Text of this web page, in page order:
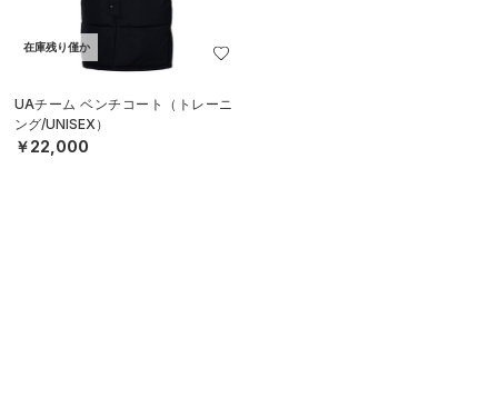
在庫残り僅か
UAチーム ベンチコート（トレーニ
ング/UNISEX）
￥22,000